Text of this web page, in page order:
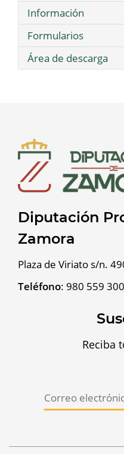
Información
Formularios
Área de descarga
Diputación
Zamora
Plaza de Viriato s/n.
Teléfono: 980 559 300
Reciba